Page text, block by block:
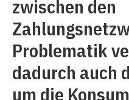
zwischen den
Problematik
dadurch auch
um die